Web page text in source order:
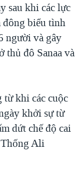
sau khi các lực
đông biểu tình
người và gây
thủ đô Sanaa và
khi các cuộc
khởi sự từ
dứt chế độ cai
Ali